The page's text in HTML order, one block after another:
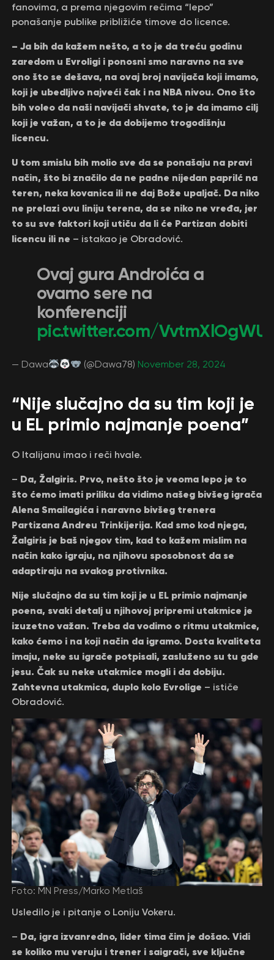
fanovima, a prema njegovim rečima “lepo”
ponašanje publike približiće timove do licence.
– Ja bih da kažem nešto, a to je da treću godinu
zaredom u Evroligi i ponosni smo naravno na sve
ono što se dešava, na ovaj broj navijača koji imamo,
koji je ubedljivo najveći čak i na NBA nivou. Ono što
bih voleo da naši navijači shvate, to je da imamo cilj
koji je važan, a to je da dobijemo trogodišnju
licencu.
U tom smislu bih molio sve da se ponašaju na pravi
način, što bi značilo da ne padne nijedan paprilć na
teren, neka kovanica ili ne daj Bože upaljač. Da niko
ne prelazi ovu liniju terena, da se niko ne vređa, jer
to su sve faktori koji utiču da li će Partizan dobiti
licencu ili ne – istakao je Obradović.
Ovaj gura Androića a
ovamo sere na
konferenciji
pic.twitter.com/VvtmXlOgWU
— Dawa (@Dawa78) November 28, 2024
“Nije slučajno da su tim koji je
u EL primio najmanje poena”
O Italijanu imao i reči hvale.
– Da, Žalgiris. Prvo, nešto što je veoma lepo je to
što ćemo imati priliku da vidimo našeg bivšeg igrača
Alena Smailagića i naravno bivšeg trenera
Partizana Andreu Trinkijerija. Kad smo kod njega,
Žalgiris je baš njegov tim, kad to kažem mislim na
način kako igraju, na njihovu sposobnost da se
adaptiraju na svakog protivnika.
Nije slučajno da su tim koji je u EL primio najmanje
poena, svaki detalj u njihovoj pripremi utakmice je
izuzetno važan. Treba da vodimo o ritmu utakmice,
kako ćemo i na koji način da igramo. Dosta kvaliteta
imaju, neke su igrače potpisali, zasluženo su tu gde
jesu. Čak su neke utakmice mogli i da dobiju.
Zahtevna utakmica, duplo kolo Evrolige – ističe
Obradović.
Foto: MN Press/Marko Metlaš
Usledilo je i pitanje o Loniju Vokeru.
– Da, igra izvanredno, lider tima čim je došao. Vidi
se koliko mu veruju i trener i saigrači, sve ključne